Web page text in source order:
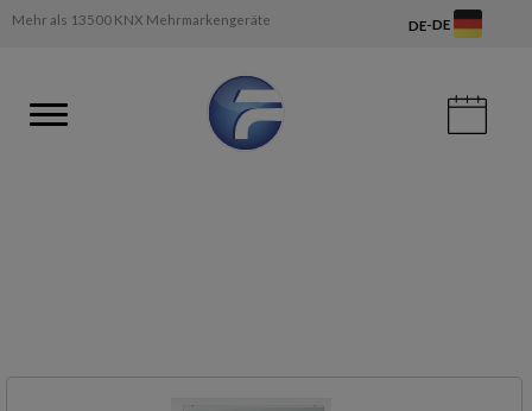
Mehr als 13500 KNX Mehrmarkengeräte DE-DE